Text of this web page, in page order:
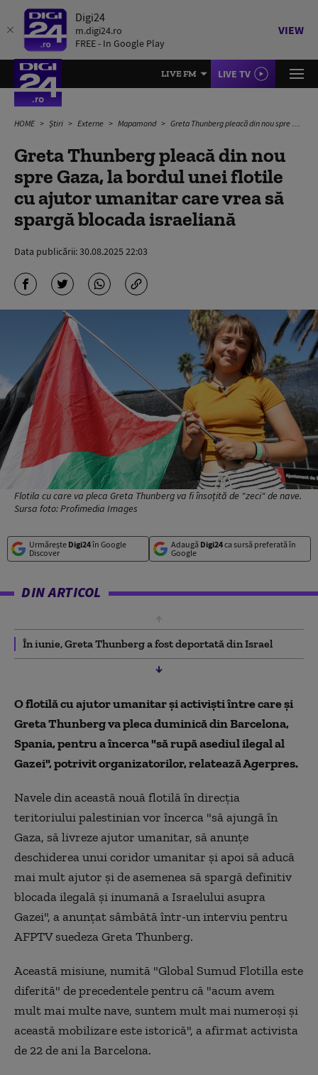
Digi24
m.digi24.ro
FREE - In Google Play
VIEW
LIVE FM LIVE TV
HOME Știri Externe Mapamond Greta Thunberg pleacă din nou spre Gaza, la bordul unei flotile cu ajutor umanitar care vrea să spargă blocada israeliană
Greta Thunberg pleacă din nou
spre Gaza, la bordul unei flotile
cu ajutor umanitar care vrea să
spargă blocada israeliană
Data publicării:30.08.2025 22:03
Flotila cu care va pleca Greta Thunberg va fi însoțită de "zeci" de nave.
Sursa foto: Profimedia Images
Urmărește Digi24în Google
Discover
Adaugă Digi24ca sursă preferată în
Google
DIN ARTICOL
În iunie, Greta Thunberg a fost deportată din Israel
O flotilă cu ajutor umanitar şi activişti între care şi
Greta Thunberg va pleca duminică din Barcelona,
Spania, pentru a încerca "să rupă asediul ilegal al
Gazei", potrivit organizatorilor, relatează Agerpres.
Navele din această nouă flotilă în direcţia
teritoriului palestinian vor încerca "să ajungă în
Gaza, să livreze ajutor umanitar, să anunţe
deschiderea unui coridor umanitar şi apoi să aducă
mai mult ajutor şi de asemenea să spargă definitiv
blocada ilegală şi inumană a Israelului asupra
Gazei", a anunţat sâmbătă într-un interviu pentru
AFPTV suedeza Greta Thunberg.
Această misiune, numită "Global Sumud Flotilla este
diferită" de precedentele pentru că "acum avem
mult mai multe nave, suntem mult mai numeroşi şi
această mobilizare este istorică", a afirmat activista
de 22 de ani la Barcelona.